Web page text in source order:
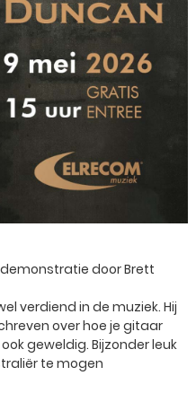
door Brett
verdiend in de muziek. Hij
over hoe je gitaar
geweldig. Bijzonder leuk
te mogen